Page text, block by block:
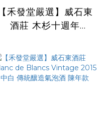
【禾發堂嚴選】威石東
酒莊 木杉十週年
Vintage 2023 木杉
白葡萄酒